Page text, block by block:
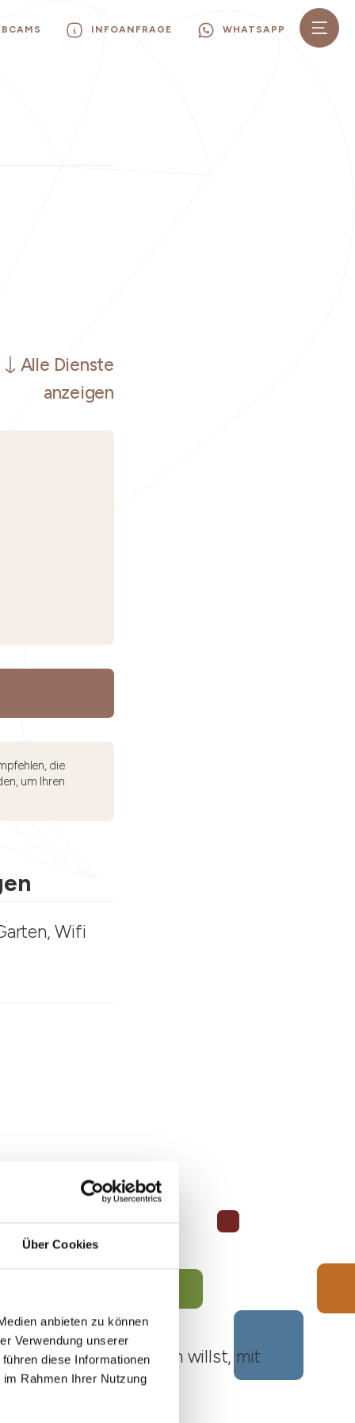
Über Cookies
anbieten zu können
Verwendung unserer
diese Informationen
Rahmen Ihrer Nutzung
INFOANFRAGE WHATSAPP
Alle Dienste
anzeigen
die
um Ihren
Wifi
Roero unternehmen willst, mit